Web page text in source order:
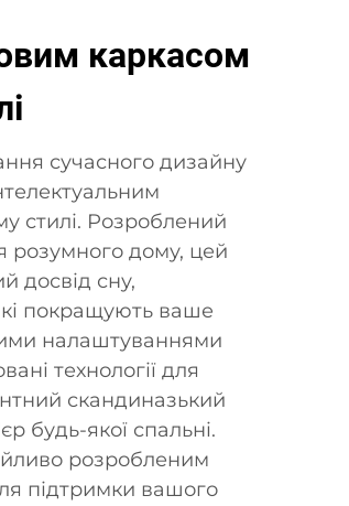
каркасом
сучасного дизайну
стилі. Розроблений
розумного дому, цей
досвід сну,
покращують ваше
налаштуваннями
технології для
скандиназький
будь-якої спальні.
розробленим
підтримки вашого